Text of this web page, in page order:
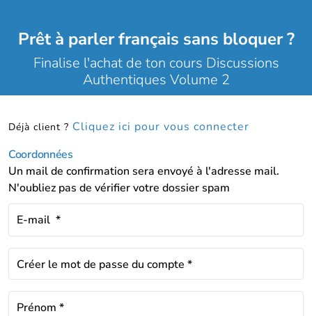
Prêt à parler français sans bloquer ?
Finalise l'achat de ton cours Discussions
Authentiques Volume 2
Déjà client ? Cliquez ici pour vous connecter
Coordonnées
Un mail de confirmation sera envoyé à l'adresse mail.
N'oubliez pas de vérifier votre dossier spam
E-mail *
Créer le mot de passe du compte *
Prénom *